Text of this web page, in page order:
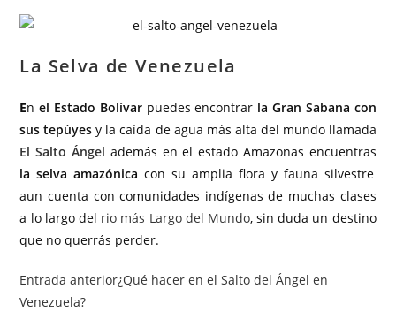
La Selva de Venezuela
Enel Estado Bolívarpuedes encontrar la Gran Sabana con
sus tepúyes y la caída de agua más alta del mundo llamada
El Salto Ángel además en el estado Amazonas encuentras
la selva amazónica con su amplia flora y fauna silvestre
aun cuenta con comunidades indígenas de muchas clases
a lo largo del rio más Largo del Mundo, sin duda un destino
que no querrás perder.
Entrada anterior¿Qué hacer en el Salto del Ángel en
Venezuela?